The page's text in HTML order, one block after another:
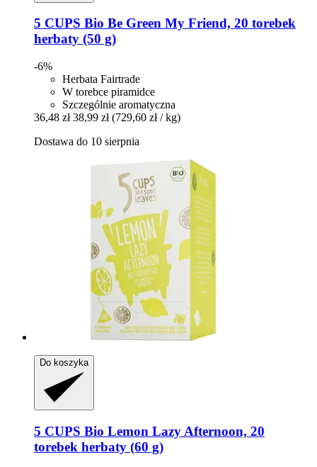
5 CUPS Bio Be Green My Friend, 20 torebek
herbaty (50 g)
-6%
Herbata Fairtrade
W torebce piramidce
Szczególnie aromatyczna
36,48 zł 38,99 zł (729,60 zł / kg)
Dostawa do 10 sierpnia
Do koszyka
5 CUPS Bio Lemon Lazy Afternoon, 20
torebek herbaty (60 g)